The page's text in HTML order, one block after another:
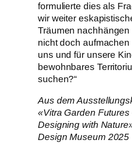
formulierte dies als
wir weiter
Träumen nachhängen
nicht doch aufmachen
uns und für unsere
bewohnbares
suchen?“
Aus dem
«Vitra Garden Futures
Designing with
Design Museum 2025